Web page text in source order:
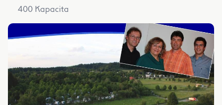
400 Kapacita